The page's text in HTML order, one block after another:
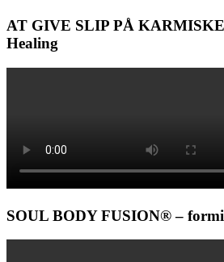
AT GIVE SLIP PÅ
Healing
SOUL BODY FUSION® –